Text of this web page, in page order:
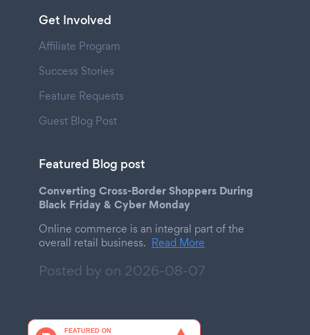
Get Involved
Affiliate Program
Success Stories
Feature Requests
Guest Blog Post
Featured Blog post
Converting Cross-Border Shoppers During
Black Friday & Cyber Monday
Online commerce is an integral part of the
overall retail business. Read More
Posted by on 2026-08-07